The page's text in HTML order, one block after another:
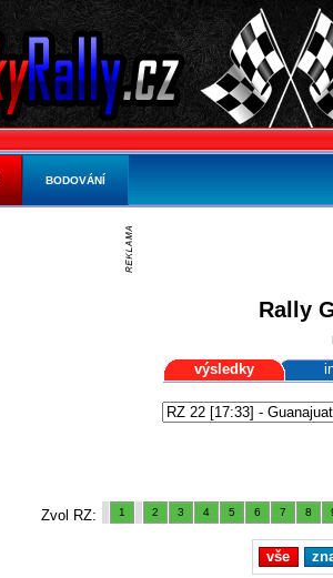
Rally
výsledky
Zvol RZ: 1 2 3 4 5 6 7 8
vše
BODOVÁNÍ